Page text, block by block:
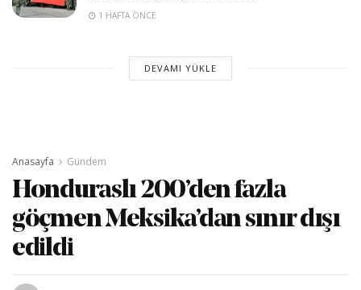
1 HAFTA ÖNCE
DEVAMI YÜKLE
Anasayfa Gündem
Honduraslı 200’den fazla
göçmen Meksika’dan sınır dışı
edildi